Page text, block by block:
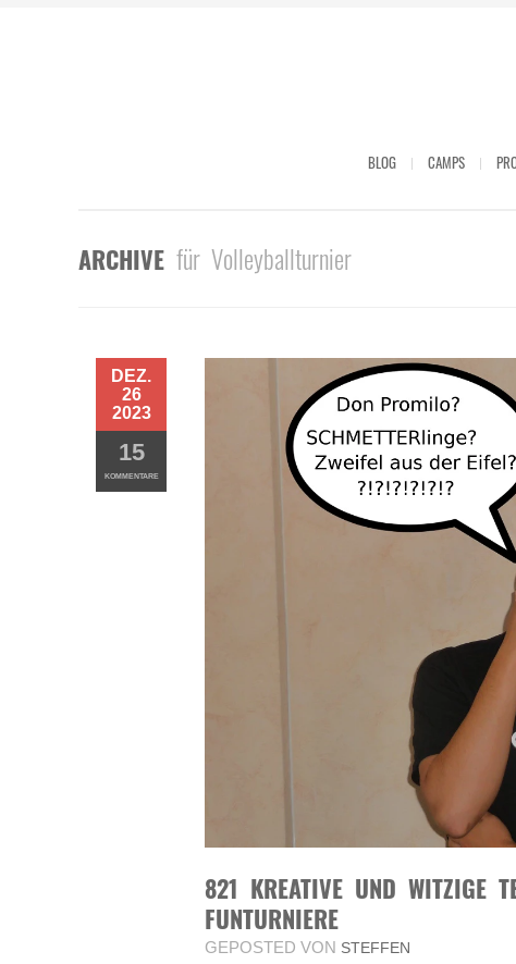
BLOG CAMPS
ARCHIVE für Volleyballturnier
DEZ.
26
2023
15
KOMMENTARE
821 KREATIVE UND WITZIGE
FUNTURNIERE
GEPOSTED VON STEFFEN